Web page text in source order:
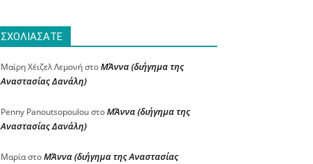
ΣΧΟΛΙΑΣΑΤΕ
Μαίρη Χέιζελ ΛεμονήστοΜΆννα (διήγημα της
Αναστασίας Δανάλη)
Penny PanoutsopoulouστοΜΆννα (διήγημα της
Αναστασίας Δανάλη)
ΜαρίαστοΜΆννα (διήγημα της Αναστασίας